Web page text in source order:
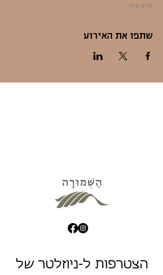
קרא עוד
שתפו את האירוע
הצטרפות ל-ניוזלטר של